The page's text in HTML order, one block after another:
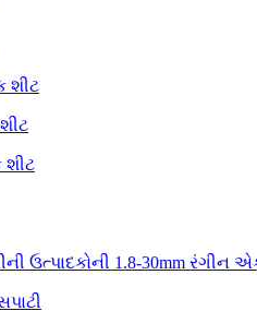
શીટ
શીટ
ઉત્પાદકોની 1.8-30mm રંગીન